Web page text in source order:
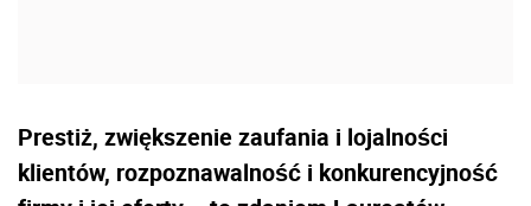
Prestiż, zwiększenie zaufania i lojalności
klientów, rozpoznawalność i konkurencyjność